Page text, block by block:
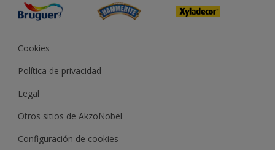
Inspiración
Bruguer Color del año
Sostenibilidad Conceptos
Cookies
Política de privacidad
Legal
Otros sitios de AkzoNobel
Configuración de cookies